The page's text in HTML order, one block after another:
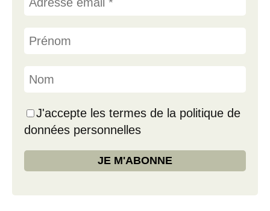
J'accepte les termes de la politique de
données personnelles